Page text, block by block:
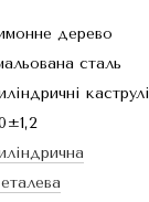
дерево
сталь
каструлі